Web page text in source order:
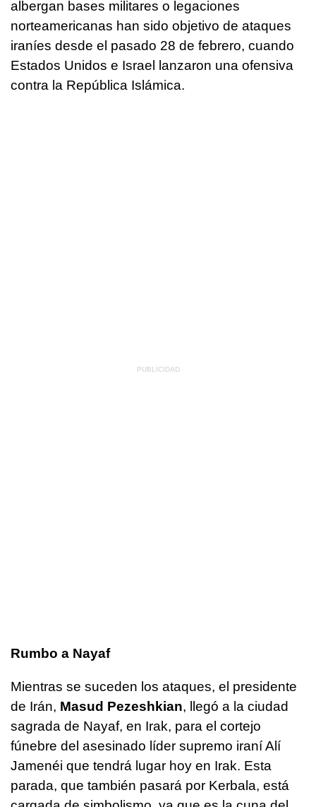
albergan bases militares o legaciones
norteamericanas han sido objetivo de ataques
iraníes desde el pasado 28 de febrero, cuando
Estados Unidos e Israel lanzaron una ofensiva
contra la República Islámica.
Rumbo a Nayaf
Mientras se suceden los ataques, el presidente
de Irán, Masud Pezeshkian, llegó a la ciudad
sagrada de Nayaf, en Irak, para el cortejo
fúnebre del asesinado líder supremo iraní Alí
Jamenéi que tendrá lugar hoy en Irak. Esta
parada, que también pasará por Kerbala, está